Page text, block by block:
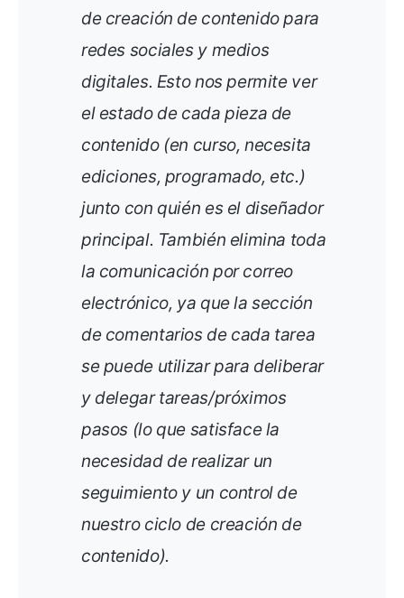
de creación de contenido para
redes sociales y medios
digitales. Esto nos permite ver
el estado de cada pieza de
contenido (en curso, necesita
ediciones, programado, etc.)
junto con quién es el diseñador
principal. También elimina toda
la comunicación por correo
electrónico, ya que la sección
de comentarios de cada tarea
se puede utilizar para deliberar
y delegar tareas/próximos
pasos (lo que satisface la
necesidad de realizar un
seguimiento y un control de
nuestro ciclo de creación de
contenido).